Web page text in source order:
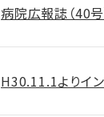
病院広報誌（40号
H30.11.1よりイ